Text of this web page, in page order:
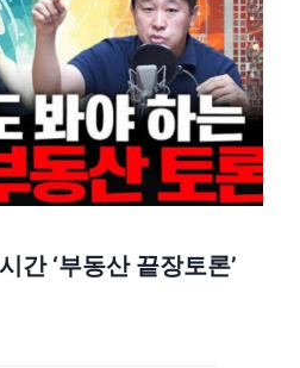
간 ‘부동산 끝장토론’